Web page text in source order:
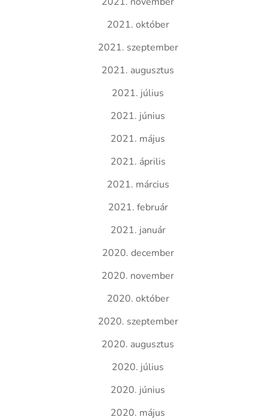
2021. október
2021. szeptember
2021. augusztus
2021. július
2021. június
2021. május
2021. április
2021. március
2021. február
2021. január
2020. december
2020. november
2020. október
2020. szeptember
2020. augusztus
2020. július
2020. június
2020. május